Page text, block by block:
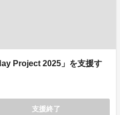
Project 2025」を支援す
支援終了